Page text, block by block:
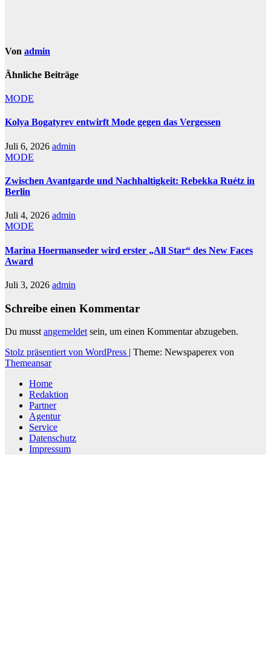
Von admin
Ähnliche Beiträge
MODE
Kolya Bogatyrev entwirft Mode gegen das Vergessen
Juli 6, 2026 admin
MODE
Zwischen Avantgarde und Nachhaltigkeit: Rebekka Ruétz in
Berlin
Juli 4, 2026 admin
MODE
Marina Hoermanseder wird erster „All Star“ des New Faces
Award
Juli 3, 2026 admin
Schreibe einen Kommentar
Du musst angemeldet sein, um einen Kommentar abzugeben.
Stolz präsentiert von WordPress | Theme: Newspaperex von
Themeansar
Home
Redaktion
Partner
Agentur
Service
Datenschutz
Impressum